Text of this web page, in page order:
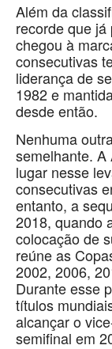
Além da
recorde que
chegou à
consecutivas
liderança de
1982 e
desde então.
Nenhuma
semelhante.
lugar nesse
consecutivas
entanto, a
2018, quando
colocação de
reúne as
2002, 2006,
Durante esse
títulos
alcançar o
semifinal em